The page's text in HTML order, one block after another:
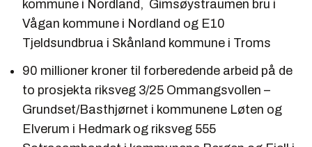
kommune i Nordland, Gimsøystraumen bru i
Vågan kommune i Nordland og E10
Tjeldsundbrua i Skånland kommune i Troms
90 millioner kroner til forberedende arbeid på de
to prosjekta riksveg 3/25 Ommangsvollen –
Grundset/Basthjørnet i kommunene Løten og
Elverum i Hedmark og riksveg 555